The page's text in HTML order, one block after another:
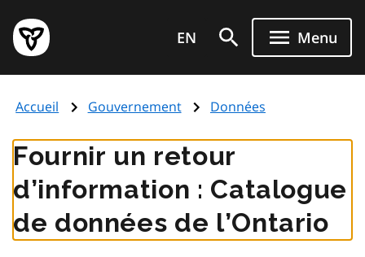
au
contenu
principal
Page
d'accueil
de
EN Menu
Accueil Gouvernement Données
Fournir un retour
d’information : Catalogue
de données de l’Ontario